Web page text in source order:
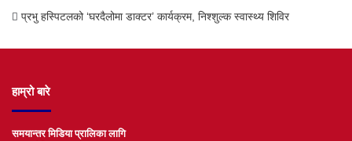
प्रभु हस्पिटलको ‘घरदैलोमा डाक्टर’ कार्यक्रम, निश्शुल्क स्वास्थ्य शिविर
हाम्रो बारे
समयान्तर मिडिया प्रालिका लागि